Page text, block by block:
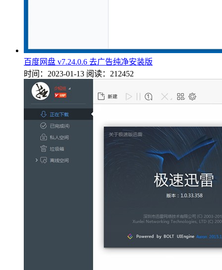
百度网盘 v7.24.0.6 去广告纯净安装版
时间：2023-01-13 阅读：212452